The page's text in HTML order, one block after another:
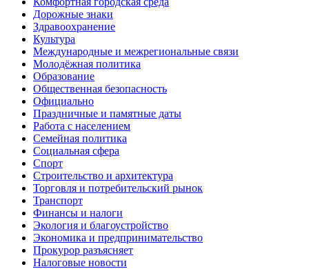
Дорожные знаки
Здравоохранение
Культура
Международные и межрегиональные связи
Молодёжная политика
Образование
Общественная безопасность
Официально
Праздничные и памятные даты
Работа с населением
Семейная политика
Социальная сфера
Спорт
Строительство и архитектура
Торговля и потребительский рынок
Транспорт
Финансы и налоги
Экология и благоустройство
Экономика и предпринимательство
Прокурор разъясняет
Налоговые новости